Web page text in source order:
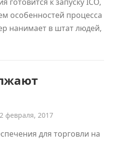
особенностей процесса
нанимает в штат людей,
2 февраля, 2017
для торговли на